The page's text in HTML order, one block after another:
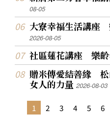
08-05
大寮幸福生活講座
2026-08-05
社區蓮花講座 樂
贈米傳愛結善緣 松
女人的力量2026-08-03
1 2 3 4 5 6